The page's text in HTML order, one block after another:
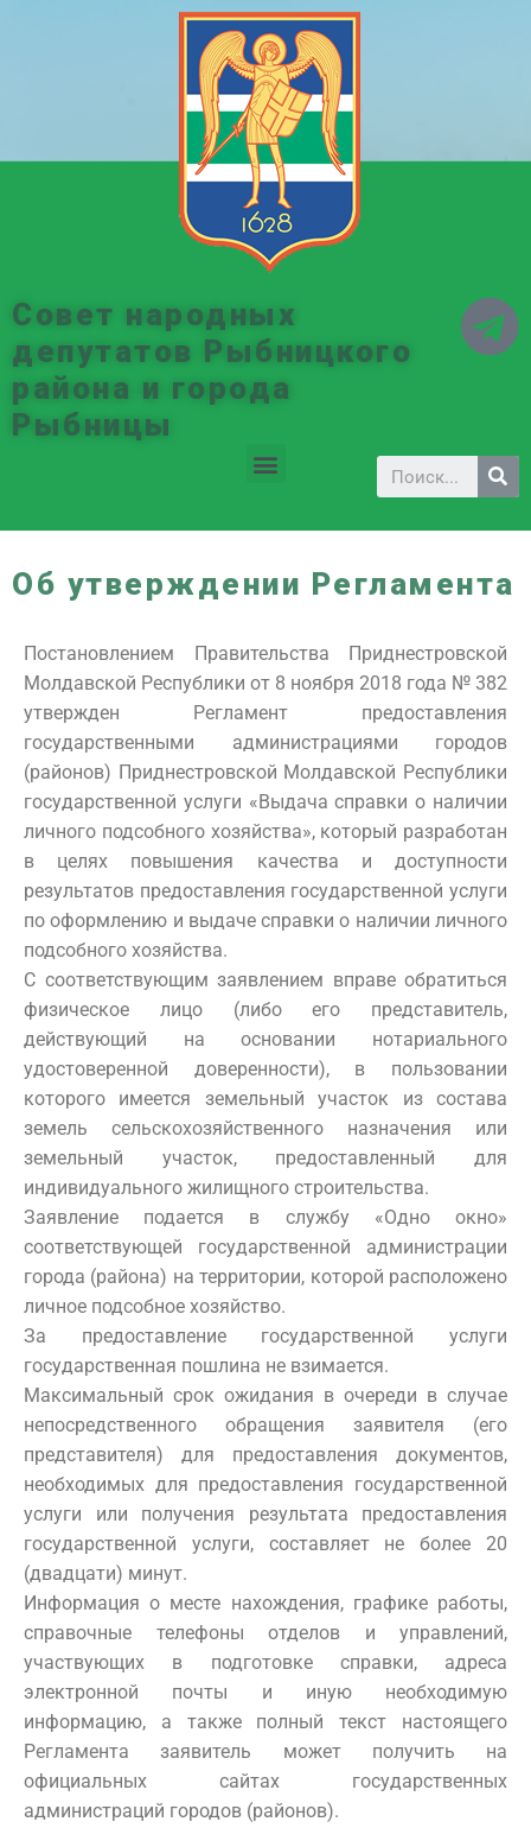
Совет народных
депутатов Рыбницкого
района и города
Рыбницы
Об утверждении Регламента
Постановлением Правительства Приднестровской
Молдавской Республики от 8 ноября 2018 года № 382
утвержден Регламент предоставления
государственными администрациями городов
(районов) Приднестровской Молдавской Республики
государственной услуги «Выдача справки о наличии
личного подсобного хозяйства», который разработан
в целях повышения качества и доступности
результатов предоставления государственной услуги
по оформлению и выдаче справки о наличии личного
подсобного хозяйства.
С соответствующим заявлением вправе обратиться
физическое лицо (либо его представитель,
действующий на основании нотариального
удостоверенной доверенности), в пользовании
которого имеется земельный участок из состава
земель сельскохозяйственного назначения или
земельный участок, предоставленный для
индивидуального жилищного строительства.
Заявление подается в службу «Одно окно»
соответствующей государственной администрации
города (района) на территории, которой расположено
личное подсобное хозяйство.
За предоставление государственной услуги
государственная пошлина не взимается.
Максимальный срок ожидания в очереди в случае
непосредственного обращения заявителя (его
представителя) для предоставления документов,
необходимых для предоставления государственной
услуги или получения результата предоставления
государственной услуги, составляет не более 20
(двадцати) минут.
Информация о месте нахождения, графике работы,
справочные телефоны отделов и управлений,
участвующих в подготовке справки, адреса
электронной почты и иную необходимую
информацию, а также полный текст настоящего
Регламента заявитель может получить на
официальных сайтах государственных
администраций городов (районов).